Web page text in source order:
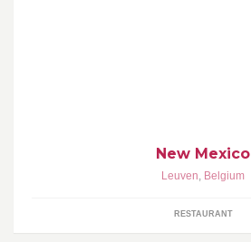
New Mexico
Leuven, Belgium
RESTAURANT